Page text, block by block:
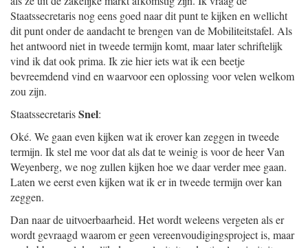
Staatssecretaris nog eens goed naar dit punt te kijken en wellicht
dit punt onder de aandacht te brengen van de Mobiliteitstafel. Als
het antwoord niet in tweede termijn komt, maar later schriftelijk
vind ik dat ook prima. Ik zie hier iets wat ik een beetje
bevreemdend vind en waarvoor een oplossing voor velen welkom
zou zijn.
StaatssecretarisSnel:
Oké. We gaan even kijken wat ik erover kan zeggen in tweede
termijn. Ik stel me voor dat als dat te weinig is voor de heer Van
Weyenberg, we nog zullen kijken hoe we daar verder mee gaan.
Laten we eerst even kijken wat ik er in tweede termijn over kan
zeggen.
Dan naar de uitvoerbaarheid. Het wordt weleens vergeten als er
wordt gevraagd waarom er geen vereenvoudigingsproject is, maar